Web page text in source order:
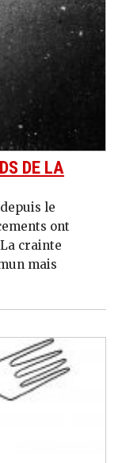
DE LA
le
ont
crainte
mais